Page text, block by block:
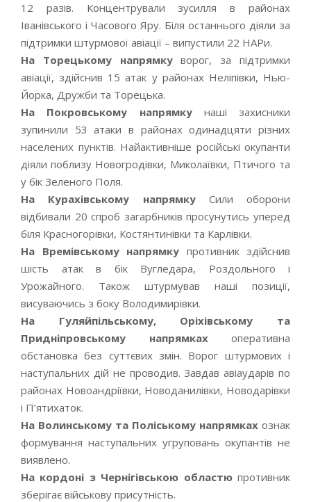
12 разів. Концентрували зусилля в районах
Іванівського і Часового Яру. Біля останнього діяли за
підтримки штурмової авіації – випустили 22 НАРи.
На Торецькому напрямкуворог, за підтримки
авіації, здійснив 15 атак у районах Неліпівки, Нью-
Йорка, Дружби та Торецька.
На Покровському напрямкунаші захисники
зупинили 53 атаки в районах одинадцяти різних
населених пунктів. Найактивніше російські окупанти
діяли поблизу Новогродівки, Миколаївки, Птичого та
у бік Зеленого Поля.
На Курахівському напрямкуСили оборони
відбивали 20 спроб загарбників просунутись уперед
біля Красногорівки, Костянтинівки та Карлівки.
На Времівському напрямку противник здійснив
шість атак в бік Вугледара, Роздольного і
Урожайного. Також штурмував наші позиції,
висуваючись з боку Володимирівки.
На Гуляйпільському, Оріхівському та
Придніпровському напрямкахоперативна
обстановка без суттєвих змін. Ворог штурмових і
наступальних дій не проводив. Завдав авіаударів по
районах Новоандріївки, Новоданилівки, Новодарівки
і П’ятихаток.
На Волинському та Поліському напрямках ознак
формування наступальних угруповань окупантів не
виявлено.
На кордоні з Чернігівською областюпротивник
зберігає військову присутність.